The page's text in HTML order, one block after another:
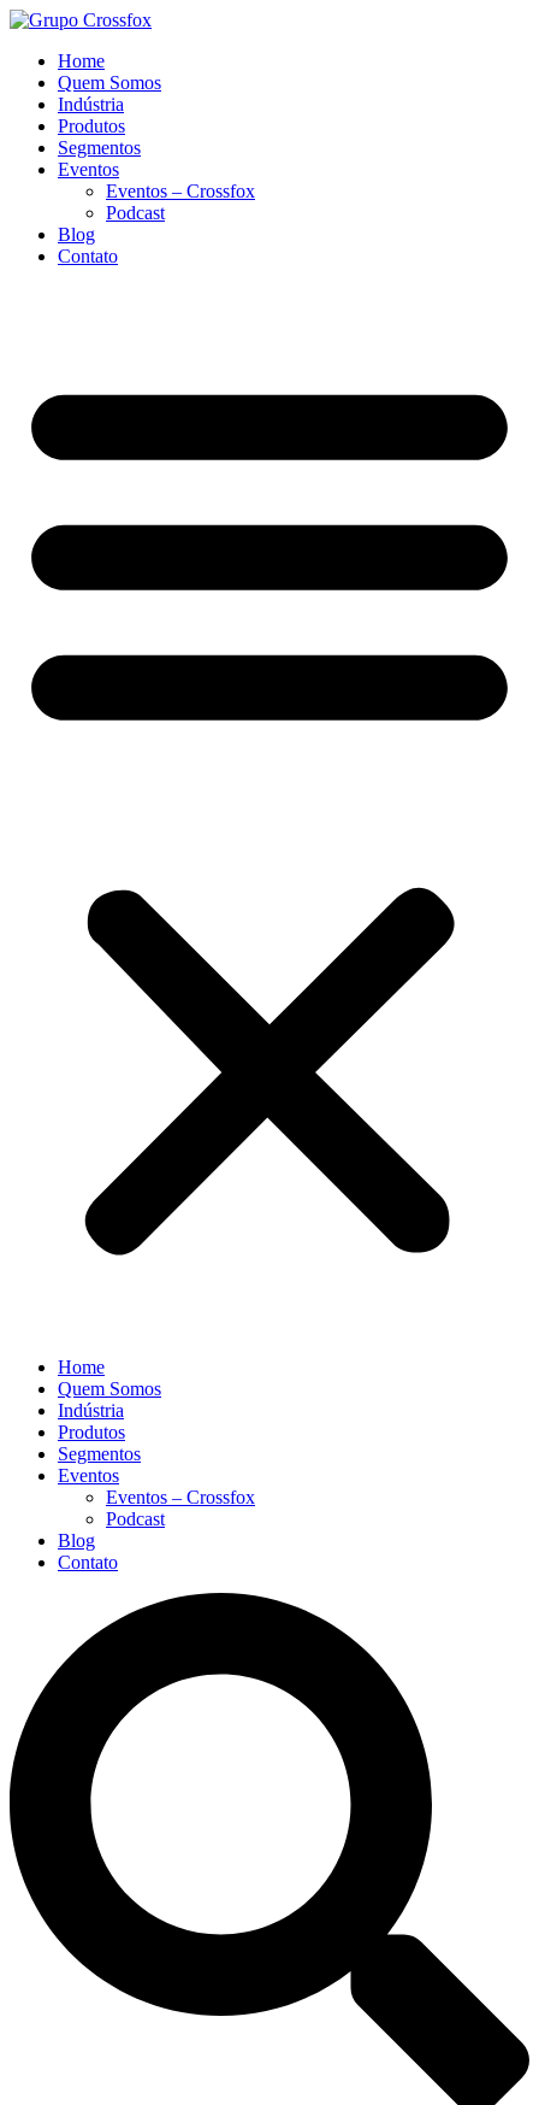
Home
Quem Somos
Indústria
Produtos
Segmentos
Eventos
Eventos – Crossfox
Podcast
Blog
Contato
Home
Quem Somos
Indústria
Produtos
Segmentos
Eventos
Eventos – Crossfox
Podcast
Blog
Contato